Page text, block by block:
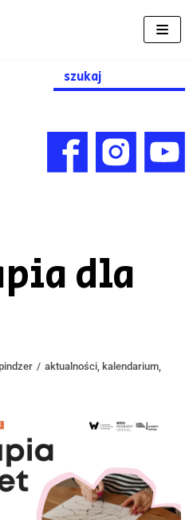
Search
for:
dla
aktualności kalendarium